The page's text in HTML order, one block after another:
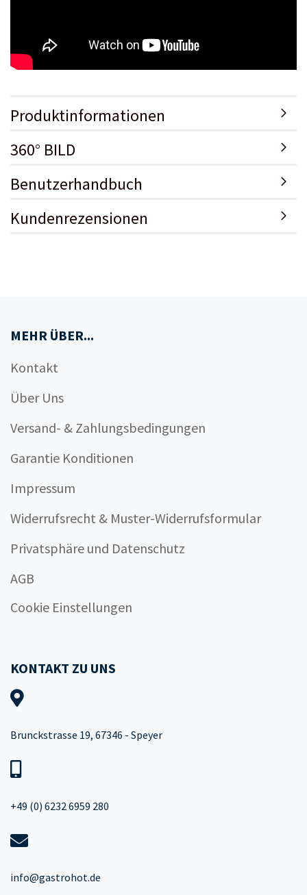
Produktinformationen
360° BILD
Benutzerhandbuch
Kundenrezensionen
MEHR ÜBER...
Kontakt
Über Uns
Versand- & Zahlungsbedingungen
Garantie Konditionen
Impressum
Widerrufsrecht & Muster-Widerrufsformular
Privatsphäre und Datenschutz
AGB
Cookie Einstellungen
KONTAKT ZU UNS
Brunckstrasse 19, 67346 - Speyer
+49 (0) 6232 6959 280
info@gastrohot.de